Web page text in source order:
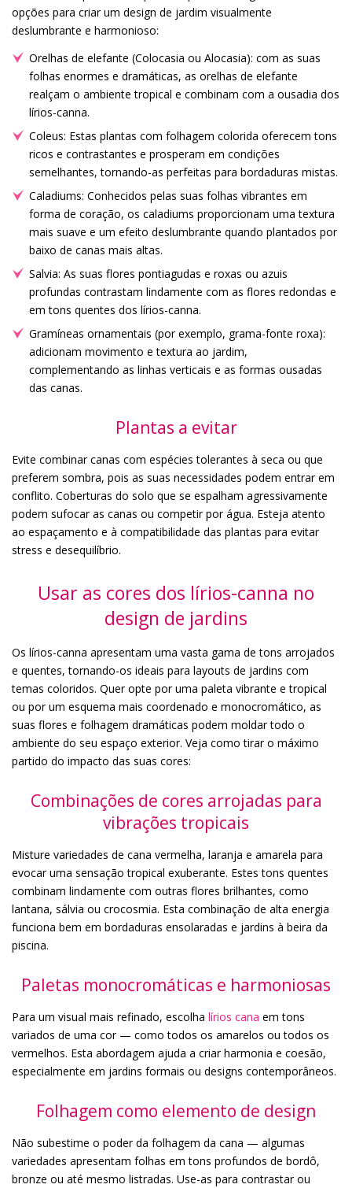
opções para criar um design de jardim visualmente
deslumbrante e harmonioso:
Orelhas de elefante (Colocasia ou Alocasia): com as suas
folhas enormes e dramáticas, as orelhas de elefante
realçam o ambiente tropical e combinam com a ousadia dos
lírios-canna.
Coleus: Estas plantas com folhagem colorida oferecem tons
ricos e contrastantes e prosperam em condições
semelhantes, tornando-as perfeitas para bordaduras mistas.
Caladiums: Conhecidos pelas suas folhas vibrantes em
forma de coração, os caladiums proporcionam uma textura
mais suave e um efeito deslumbrante quando plantados por
baixo de canas mais altas.
Salvia: As suas flores pontiagudas e roxas ou azuis
profundas contrastam lindamente com as flores redondas e
em tons quentes dos lírios-canna.
Gramíneas ornamentais (por exemplo, grama-fonte roxa):
adicionam movimento e textura ao jardim,
complementando as linhas verticais e as formas ousadas
das canas.
Plantas a evitar
Evite combinar canas com espécies tolerantes à seca ou que
preferem sombra, pois as suas necessidades podem entrar em
conflito. Coberturas do solo que se espalham agressivamente
podem sufocar as canas ou competir por água. Esteja atento
ao espaçamento e à compatibilidade das plantas para evitar
stress e desequilíbrio.
Usar as cores dos lírios-canna no
design de jardins
Os lírios-canna apresentam uma vasta gama de tons arrojados
e quentes, tornando-os ideais para layouts de jardins com
temas coloridos. Quer opte por uma paleta vibrante e tropical
ou por um esquema mais coordenado e monocromático, as
suas flores e folhagem dramáticas podem moldar todo o
ambiente do seu espaço exterior. Veja como tirar o máximo
partido do impacto das suas cores:
Combinações de cores arrojadas para
vibrações tropicais
Misture variedades de cana vermelha, laranja e amarela para
evocar uma sensação tropical exuberante. Estes tons quentes
combinam lindamente com outras flores brilhantes, como
lantana, sálvia ou crocosmia. Esta combinação de alta energia
funciona bem em bordaduras ensolaradas e jardins à beira da
piscina.
Paletas monocromáticas e harmoniosas
Para um visual mais refinado, escolha lírios cana em tons
variados de uma cor — como todos os amarelos ou todos os
vermelhos. Esta abordagem ajuda a criar harmonia e coesão,
especialmente em jardins formais ou designs contemporâneos.
Folhagem como elemento de design
Não subestime o poder da folhagem da cana — algumas
variedades apresentam folhas em tons profundos de bordô,
bronze ou até mesmo listradas. Use-as para contrastar ou